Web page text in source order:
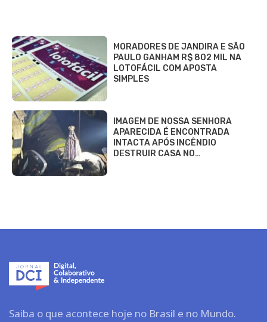
MORADORES DE JANDIRA E SÃO
PAULO GANHAM R$ 802 MIL NA
LOTOFÁCIL COM APOSTA
SIMPLES
IMAGEM DE NOSSA SENHORA
APARECIDA É ENCONTRADA
INTACTA APÓS INCÊNDIO
DESTRUIR CASA NO…
Saiba o que acontece hoje no Brasil e no Mundo.